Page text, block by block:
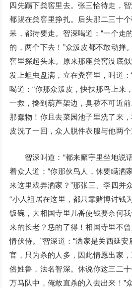
四先踢下粪窖里去。张三恰待走，
都踢在粪窖里挣扎。后头那二三十
呆，都待要走。智深喝道：“一个走
的，两个下去！”众泼皮都不敢动掸
窖里探起头来。原来那座粪窖没底
发上蛆虫盘满，立在粪窖里，叫道
喝道：“你那众泼皮，快扶那鸟上来
一救，搀到葫芦架边，臭秽不可近
那蠢物！你且去菜园池子里洗了来
皮洗了一回，众人脱件衣服与他两个
智深叫道：“都来廨宇里坐地说话
着众人道：“你那伙鸟人，休要瞒洒
来这里戏弄洒家？”那张三、李四并
“小人祖居在这里，都只靠赌博讨钱
饭碗，大相国寺里几番使钱要奈何
来的长老？恁的了得！相国寺里不
情伏侍。”智深道：“洒家是关西延
官，只为杀的人多，因此情愿出家
俗姓鲁，法名智深。休说你这三二
万马队中，俺敢直杀的入去出来！”